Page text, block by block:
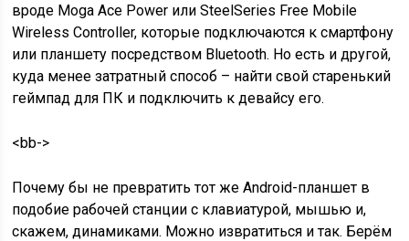
вроде Moga Ace Power или SteelSeries Free Mobile
Wireless Controller, которые подключаются к смартфону
или планшету посредством Bluetooth. Но есть и другой,
куда менее затратный способ – найти свой старенький
геймпад для ПК и подключить к девайсу его.
<bb->
Почему бы не превратить тот же Android-планшет в
подобие рабочей станции с клавиатурой, мышью и,
скажем, динамиками. Можно извратиться и так. Берём